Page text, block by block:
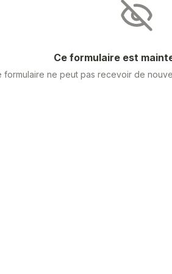
Ce formulaire est
formulaire ne peut pas recevoir de